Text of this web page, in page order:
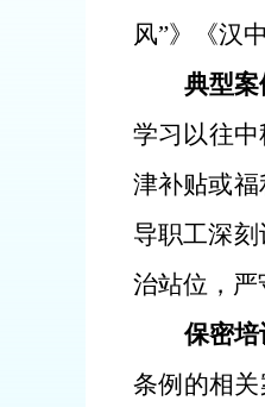
风”》《汉
典型案
学习以往
津补贴或
导职工深
治站位，严
保密
条例的相